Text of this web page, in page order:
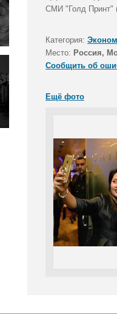
СМИ "Голд Принт"
Категория:
Место: Россия,
Сообщить об
Ещё фото